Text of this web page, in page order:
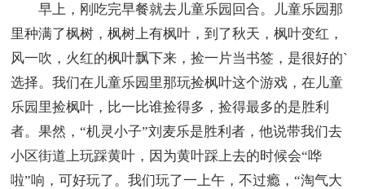
早上，刚吃完早餐就去儿童乐园回合。儿童乐园那
里种满了枫树，枫树上有枫叶，到了秋天，枫叶变红，
风一吹，火红的枫叶飘下来，捡一片当书签，是很好的`
选择。我们在儿童乐园里那玩捡枫叶这个游戏，在儿童
乐园里捡枫叶，比一比谁捡得多，捡得最多的是胜利
者。果然，“机灵小子”刘麦乐是胜利者，他说带我们去
小区街道上玩踩黄叶，因为黄叶踩上去的时候会“哗
啦”响，可好玩了。我们玩了一上午，不过瘾，“淘气大